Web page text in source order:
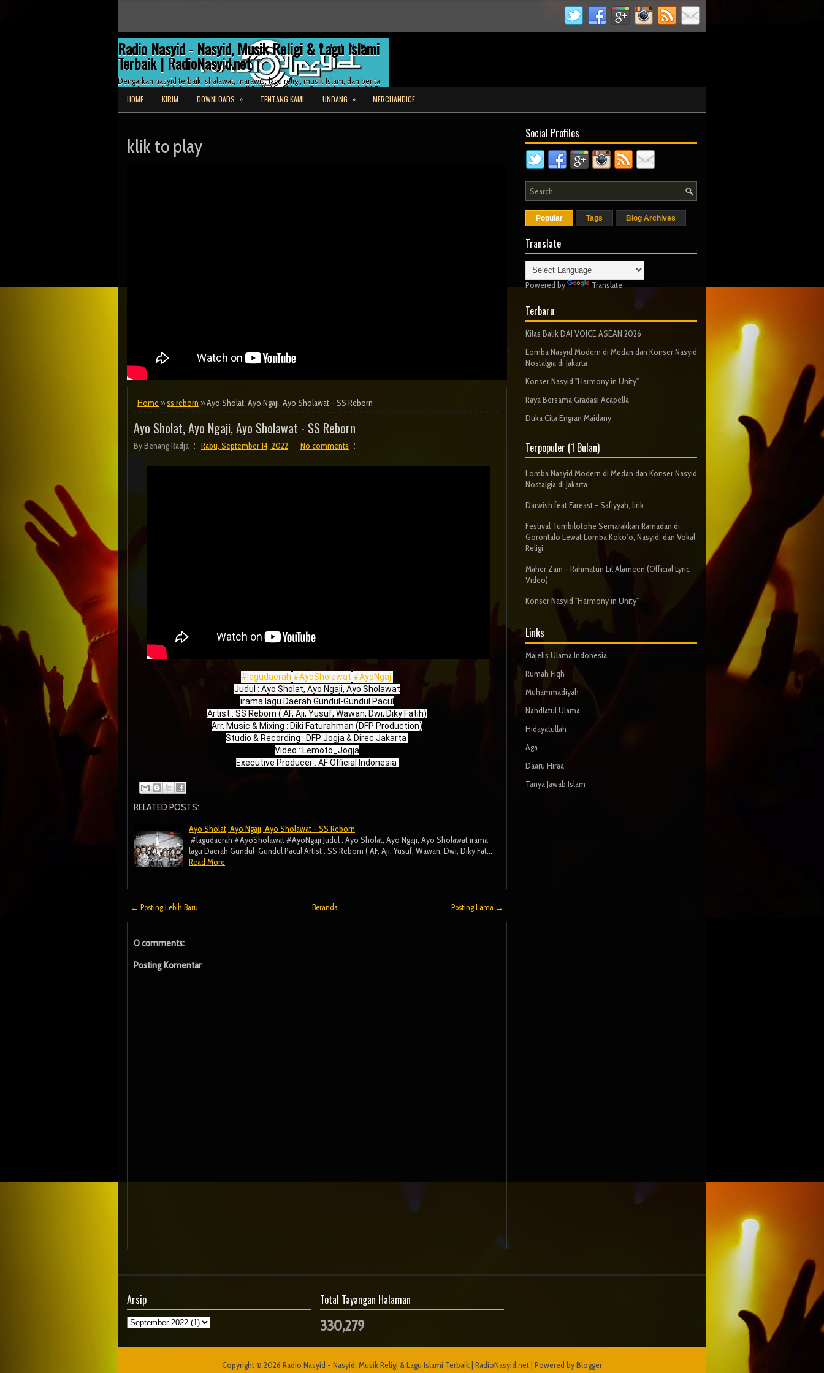
Radio Nasyid - Nasyid, Musik Religi & Lagu Islami
Terbaik | RadioNasyid.net
Dengarkan nasyid terbaik, shalawat, marawis, lagu religi, musik Islam, dan berita
nasyid serta dunia Islam terkini hanya di RadioNasyid.net. Streaming gratis 24/7!
HOME KIRIM DOWNLOADS » TENTANG KAMI UNDANG » MERCHANDICE
klik to play
Home »ss reborn » Ayo Sholat, Ayo Ngaji, Ayo Sholawat - SS Reborn
Ayo Sholat, Ayo Ngaji, Ayo Sholawat - SS Reborn
ByBenang Radja Rabu, September 14, 2022 No comments
#lagudaerah #AyoSholawat #AyoNgaji
Judul : Ayo Sholat, Ayo Ngaji, Ayo Sholawat
irama lagu Daerah Gundul-Gundul Pacul
Artist : SS Reborn ( AF, Aji, Yusuf, Wawan, Dwi, Diky Fatih)
Arr. Music & Mixing : Diki Faturahman (DFP Production)
Studio & Recording : DFP Jogja & Direc Jakarta
Video : Lemoto_Jogja
Executive Producer : AF Official Indonesia
RELATED POSTS:
Ayo Sholat, Ayo Ngaji, Ayo Sholawat - SS Reborn
#lagudaerah #AyoSholawat #AyoNgaji Judul : Ayo Sholat, Ayo Ngaji, Ayo Sholawat irama
lagu Daerah Gundul-Gundul Pacul Artist : SS Reborn ( AF, Aji, Yusuf, Wawan, Dwi, Diky Fat…
Read More
← Posting Lebih Baru Posting Lama →
Beranda
0 comments:
Posting Komentar
Social Profiles
Popular Tags Blog Archives
Translate
Powered by Translate
Terbaru
Kilas Balik DAI VOICE ASEAN 2026
Lomba Nasyid Modern di Medan dan Konser Nasyid
Nostalgia di Jakarta
Konser Nasyid "Harmony in Unity"
Raya Bersama Gradasi Acapella
Duka Cita Engran Maidany
Terpopuler (1 Bulan)
Lomba Nasyid Modern di Medan dan Konser Nasyid
Nostalgia di Jakarta
Darwish feat Fareast - Safiyyah, lirik
Festival Tumbilotohe Semarakkan Ramadan di
Gorontalo Lewat Lomba Koko’o, Nasyid, dan Vokal
Religi
Maher Zain - Rahmatun Lil’Alameen (Official Lyric
Video)
Konser Nasyid "Harmony in Unity"
Links
Majelis Ulama Indonesia
Rumah Fiqh
Muhammadiyah
Nahdlatul Ulama
Hidayatullah
Aga
Daaru Hiraa
Tanya Jawab Islam
Arsip Total Tayangan Halaman
330,279
Copyright © 2026 Radio Nasyid - Nasyid, Musik Religi & Lagu Islami Terbaik | RadioNasyid.net| Powered byBlogger